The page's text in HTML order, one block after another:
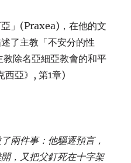
」(Praxea)，在他的文
了主教「不安分的性
除名亞細亞教會的和平
西亞》, 第1章)
兩件事：他驅逐預言，
，又把父釘死在十字架